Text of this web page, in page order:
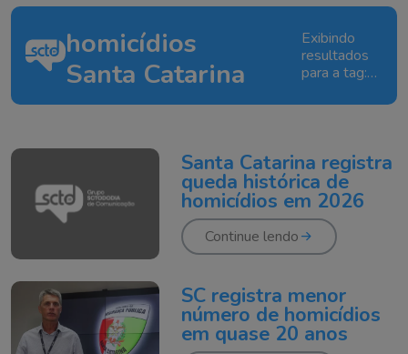
homicídios
Santa Catarina
Exibindo
resultados
para a tag:
Santa
Santa Catarina registra
queda histórica de
homicídios em 2026
Continue lendo
SC registra menor
número de homicídios
em quase 20 anos